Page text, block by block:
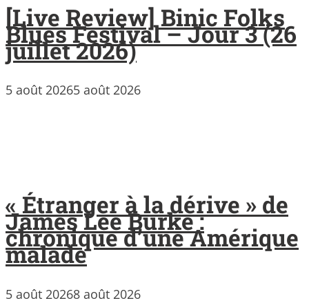
[Live Review] Binic Folks
Blues Festival – Jour 3 (26
juillet 2026)
5 août 20265 août 2026
« Étranger à la dérive » de
James Lee Burke :
chronique d’une Amérique
malade
5 août 20268 août 2026